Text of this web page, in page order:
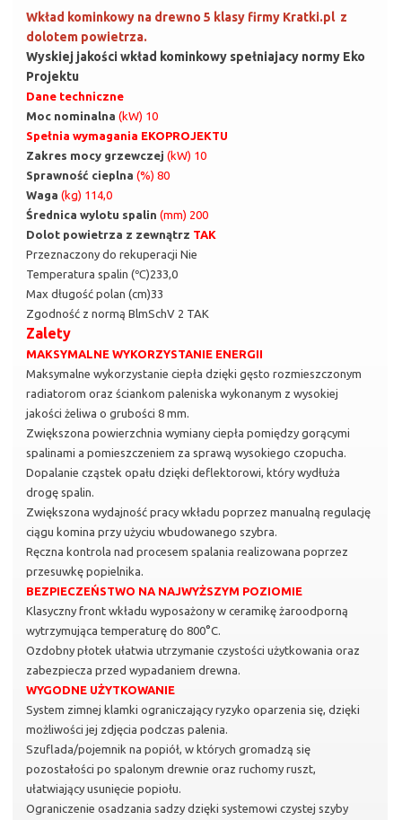
Wkład kominkowy na drewno 5 klasy firmy Kratki.pl z
dolotem powietrza.
Wyskiej jakości wkład kominkowy spełniajacy normy Eko
Projektu
Dane techniczne
Moc nominalna (kW) 10
Spełnia wymagania EKOPROJEKTU
Zakres mocy grzewczej (kW) 10
Sprawność cieplna (%) 80
Waga (kg) 114,0
Średnica wylotu spalin (mm) 200
Dolot powietrza z zewnątrz TAK
Przeznaczony do rekuperacji Nie
Temperatura spalin (℃)233,0
Max długość polan (cm)33
Zgodność z normą BlmSchV 2 TAK
Zalety
MAKSYMALNE WYKORZYSTANIE ENERGII
Maksymalne wykorzystanie ciepła dzięki gęsto rozmieszczonym
radiatorom oraz ściankom paleniska wykonanym z wysokiej
jakości żeliwa o grubości 8 mm.
Zwiększona powierzchnia wymiany ciepła pomiędzy gorącymi
spalinami a pomieszczeniem za sprawą wysokiego czopucha.
Dopalanie cząstek opału dzięki deflektorowi, który wydłuża
drogę spalin.
Zwiększona wydajność pracy wkładu poprzez manualną regulację
ciągu komina przy użyciu wbudowanego szybra.
Ręczna kontrola nad procesem spalania realizowana poprzez
przesuwkę popielnika.
BEZPIECZEŃSTWO NA NAJWYŻSZYM POZIOMIE
Klasyczny front wkładu wyposażony w ceramikę żaroodporną
wytrzymująca temperaturę do 800°C.
Ozdobny płotek ułatwia utrzymanie czystości użytkowania oraz
zabezpiecza przed wypadaniem drewna.
WYGODNE UŻYTKOWANIE
System zimnej klamki ograniczający ryzyko oparzenia się, dzięki
możliwości jej zdjęcia podczas palenia.
Szuflada/pojemnik na popiół, w których gromadzą się
pozostałości po spalonym drewnie oraz ruchomy ruszt,
ułatwiający usunięcie popiołu.
Ograniczenie osadzania sadzy dzięki systemowi czystej szyby